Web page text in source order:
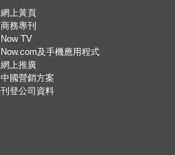
網上黃頁
商務專刊
Now TV
Now.com及手機應用程式
網上推廣
中國營銷方案
刊登公司資料